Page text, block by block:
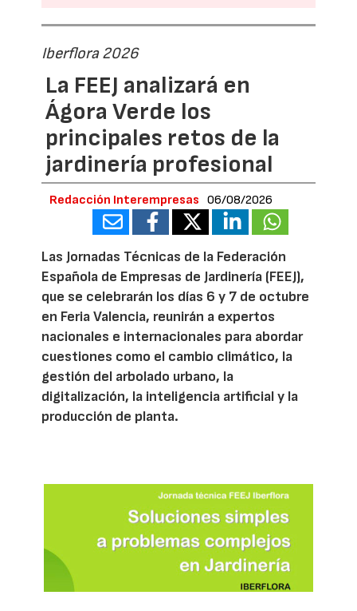
Iberflora 2026
La FEEJ analizará en
Ágora Verde los
principales retos de la
jardinería profesional
Redacción Interempresas 06/08/2026
Las Jornadas Técnicas de la Federación
Española de Empresas de Jardinería (FEEJ),
que se celebrarán los días 6 y 7 de octubre
en Feria Valencia, reunirán a expertos
nacionales e internacionales para abordar
cuestiones como el cambio climático, la
gestión del arbolado urbano, la
digitalización, la inteligencia artificial y la
producción de planta.